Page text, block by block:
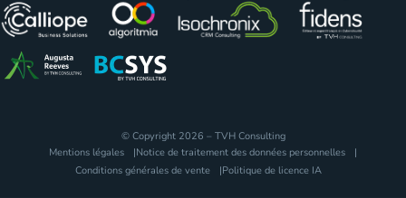
© Copyright 2026 – TVH Consulting
Mentions légales
Notice de traitement des données personnelles
Conditions générales de vente
Politique de licence IA